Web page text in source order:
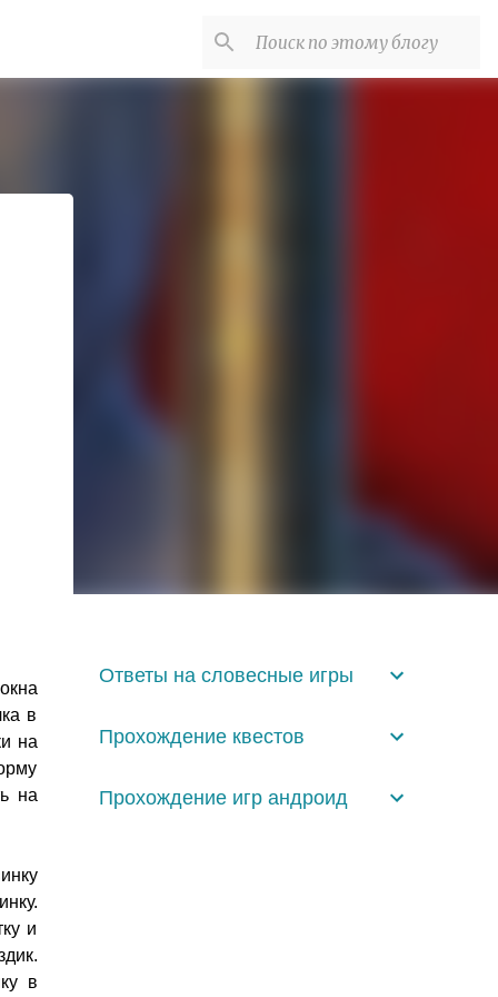
в
на
на
и
в
Ответы на словесные игры
Прохождение квестов
Прохождение игр андроид